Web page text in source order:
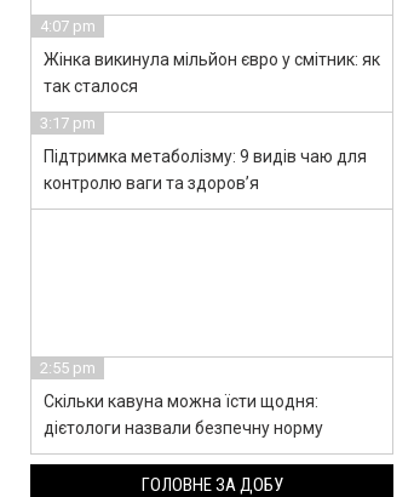
4:07 pm
Жінка викинула мільйон євро у смітник: як
так сталося
3:17 pm
Підтримка метаболізму: 9 видів чаю для
контролю ваги та здоров’я
2:55 pm
Скільки кавуна можна їсти щодня:
дієтологи назвали безпечну норму
ГОЛОВНЕ ЗА ДОБУ